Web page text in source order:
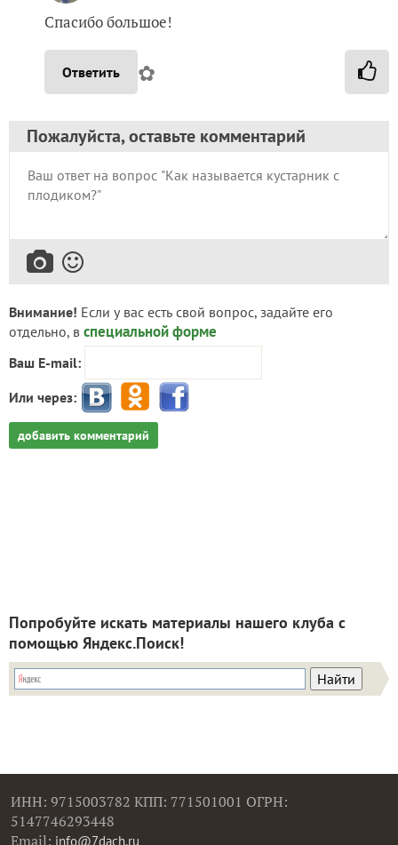
Спасибо большое!
Ответить ✿
Пожалуйста, оставьте комментарий
Внимание! Если у вас есть свой вопрос, задайте его
отдельно, в специальной форме
Ваш E-mail:
Или через:
добавить комментарий
Попробуйте искать материалы нашего клуба с
помощью Яндекс.Поиск!
ИНН: 9715003782 КПП: 771501001 ОГРН:
5147746293448
Email: info@7dach.ru